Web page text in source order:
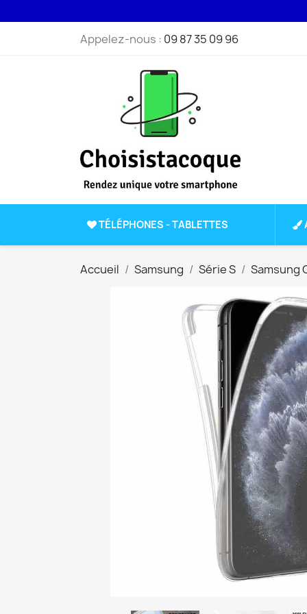
Appelez-nous : 09 87 35 09 96
TÉLÉPHONES - TABLETTES
Accueil Samsung Série S Samsung